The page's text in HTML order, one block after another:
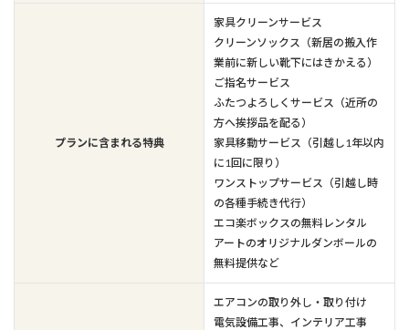
プランに含まれる特典
家具クリーンサービス
クリーンソックス（新居の搬入作
業前に新しい靴下にはきかえる）
ご指名サービス
ふたつよろしくサービス（近所の
方へ挨拶品を配る）
家具移動サービス（引越し1年以内
に1回に限り）
ワンストップサービス（引越し時
の各種手続き代行）
エコ楽ボックスの無料レンタル
アートのオリジナルダンボールの
無料提供など
エアコンの取り外し・取り付け
電気設備工事、インテリア工事